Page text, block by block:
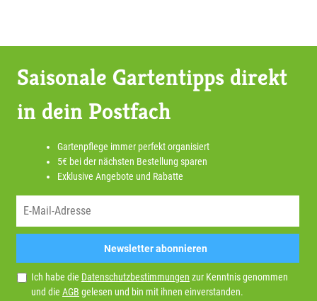
Saisonale Gartentipps direkt
in dein Postfach
Gartenpflege immer perfekt organisiert
5€ bei der nächsten Bestellung sparen
Exklusive Angebote und Rabatte
Newsletter abonnieren
Ich habe die Datenschutzbestimmungen zur Kenntnis genommen
und die AGB gelesen und bin mit ihnen einverstanden.